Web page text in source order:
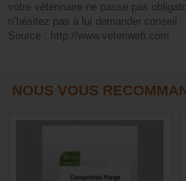
votre vétérinaire ne passe pas
n’hésitez pas à lui demander conseil.
Source : http://www.veteriweb.com
NOUS VOUS